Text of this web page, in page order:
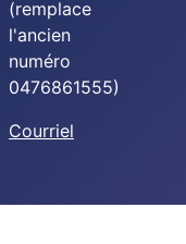
(remplace
l'ancien
numéro
0476861555)
Courriel